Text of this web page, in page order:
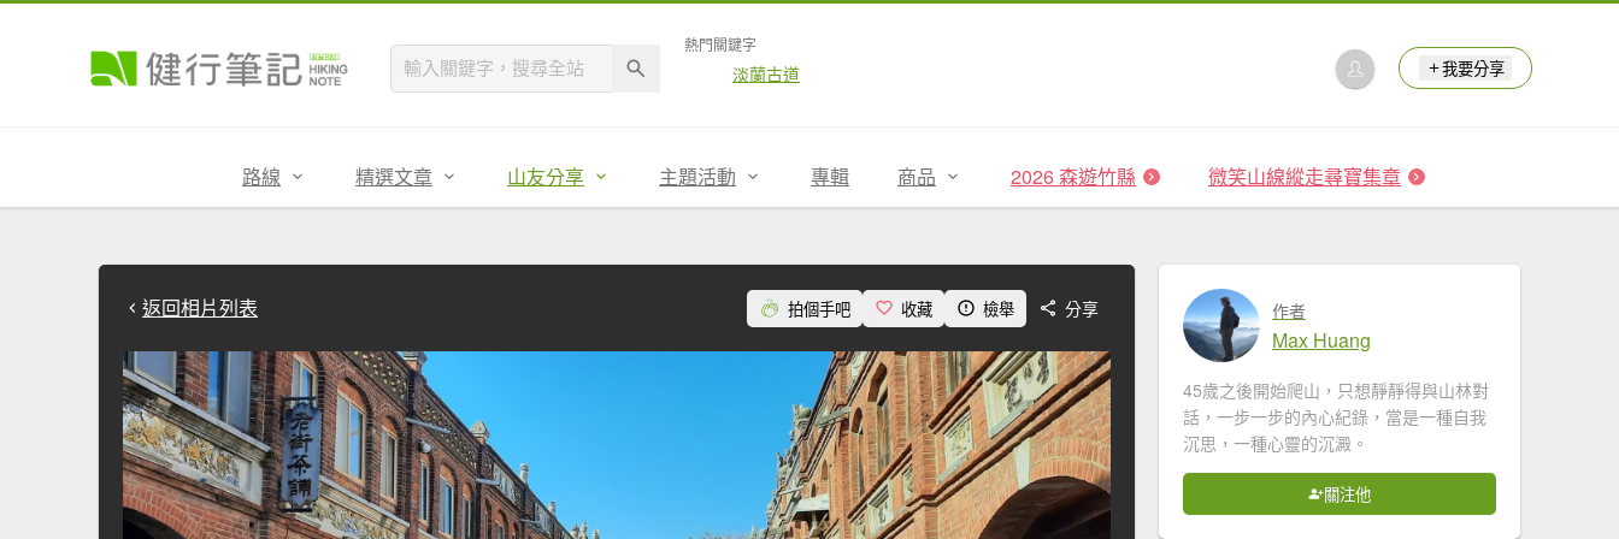
熱門關鍵字
淡蘭古道 我要分享
路線 精選文章 山友分享 主題活動 專輯 商品 2026 森遊竹縣 微笑山線縱走尋寶集章
返回相片列表 拍個手吧 收藏 檢舉 分享 作者
Max Huang
45歲之後開始爬山，只想靜靜得與山林對
話，一步一步的內心紀錄，當是一種自我
沉思，一種心靈的沉澱。
關注他